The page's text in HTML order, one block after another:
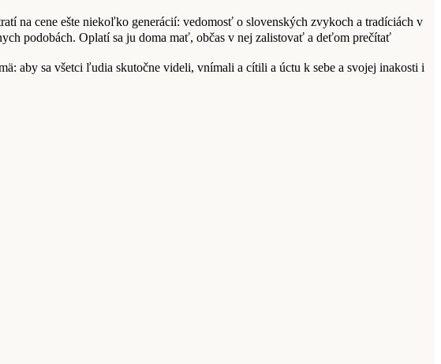
na cene ešte niekoľko generácií: vedomosť o slovenských zvykoch a tradíciách v
podobách. Oplatí sa ju doma mať, občas v nej zalistovať a deťom prečítať
aby sa všetci ľudia skutočne videli, vnímali a cítili a úctu k sebe a svojej inakosti i